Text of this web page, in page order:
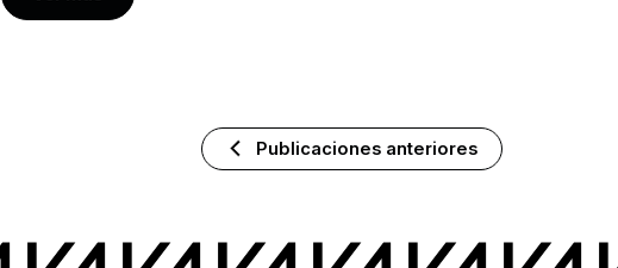
Publicaciones anteriores